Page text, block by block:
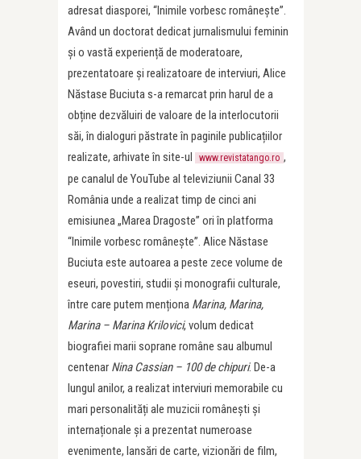
adresat diasporei, “Inimile vorbesc românește”.
Având un doctorat dedicat jurnalismului feminin
și o vastă experiență de moderatoare,
prezentatoare și realizatoare de interviuri, Alice
Năstase Buciuta s-a remarcat prin harul de a
obține dezvăluiri de valoare de la interlocutorii
săi, în dialoguri păstrate în paginile publicațiilor
realizate, arhivate în site-ul
www.revistatango.ro ,
pe canalul de YouTube al televiziunii Canal 33
România unde a realizat timp de cinci ani
emisiunea „Marea Dragoste” ori în platforma
“Inimile vorbesc românește”. Alice Năstase
Buciuta este autoarea a peste zece volume de
eseuri, povestiri, studii și monografii culturale,
între care putem menționa Marina, Marina,
Marina – Marina Krilovici, volum dedicat
biografiei marii soprane române sau albumul
centenar Nina Cassian – 100 de chipuri. De-a
lungul anilor, a realizat interviuri memorabile cu
mari personalități ale muzicii românești și
internaționale și a prezentat numeroase
evenimente, lansări de carte, vizionări de film,